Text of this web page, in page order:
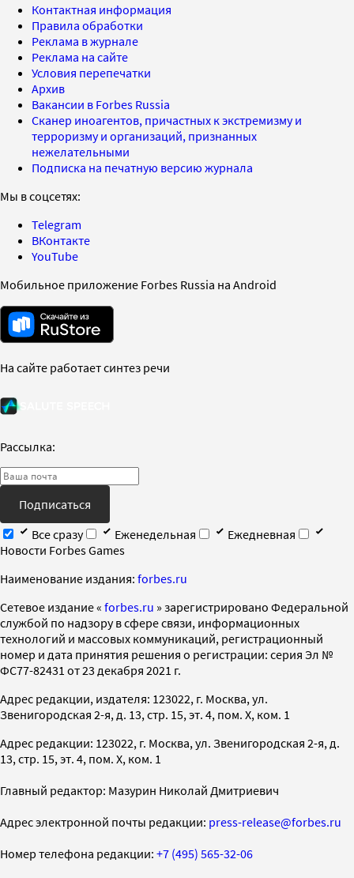
Контактная информация
Правила обработки
Реклама в журнале
Реклама на сайте
Условия перепечатки
Архив
Вакансии в Forbes Russia
Сканер иноагентов, причастных к экстремизму и
терроризму и организаций, признанных
нежелательными
Подписка на печатную версию журнала
Мы в соцсетях:
Telegram
ВКонтакте
YouTube
Мобильное приложение Forbes Russia на Android
На сайте работает синтез речи
Рассылка:
Подписаться
Все сразу
Еженедельная
Ежедневная
Новости Forbes Games
Наименование издания: forbes.ru
Cетевое издание « forbes.ru » зарегистрировано Федеральной
службой по надзору в сфере связи, информационных
технологий и массовых коммуникаций, регистрационный
номер и дата принятия решения о регистрации: серия Эл №
ФС77-82431 от 23 декабря 2021 г.
Адрес редакции, издателя: 123022, г. Москва, ул.
Звенигородская 2-я, д. 13, стр. 15, эт. 4, пом. X, ком. 1
Адрес редакции: 123022, г. Москва, ул. Звенигородская 2-я, д.
13, стр. 15, эт. 4, пом. X, ком. 1
Главный редактор: Мазурин Николай Дмитриевич
Адрес электронной почты редакции: press-release@forbes.ru
Номер телефона редакции: +7 (495) 565-32-06